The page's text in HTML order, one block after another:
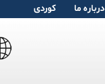
دربارە ما کوردی